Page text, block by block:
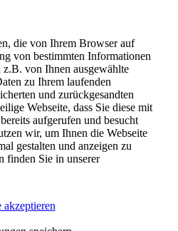
die von Ihrem Browser auf
von bestimmten Informationen
von Ihnen ausgewählte
zu Ihrem laufenden
und zurückgesandten
Webseite, dass Sie diese mit
aufgerufen und besucht
wir, um Ihnen die Webseite
gestalten und anzeigen zu
finden Sie in unserer
(Klick für Info)
akzeptieren